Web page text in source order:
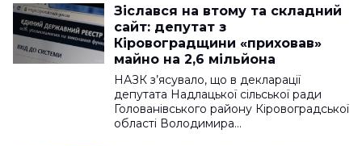
Зіслався на втому та складний
сайт: депутат з
Кіровоградщини «приховав»
майно на 2,6 мільйона
НАЗК з’ясувало, що в декларації
депутата Надлацької сільської ради
Голованівського району Кіровоградської
області Володимира…